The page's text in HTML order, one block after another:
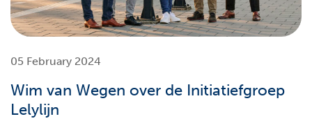
05 February 2024
Wim van Wegen over de Initiatiefgroep
Lelylijn